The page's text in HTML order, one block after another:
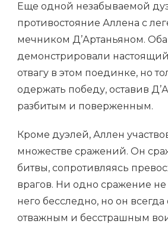
Еще одной незабываемой
противостояние Аллена с
мечником Д’Артаньяном.
демонстрировали настоящий
отвагу в этом поединке, но
одержать победу, оставив
разбитым и поверженным.
Кроме дуэлей, Аллен
множестве сражений. Он
битвы, сопротивляясь
врагов. Ни одно сражение
него бесследно, но он всегда
отважным и бесстрашным